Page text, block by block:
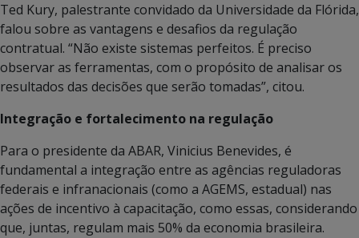
Ted Kury, palestrante convidado da Universidade da Flórida,
falou sobre as vantagens e desafios da regulação
contratual. “Não existe sistemas perfeitos. É preciso
observar as ferramentas, com o propósito de analisar os
resultados das decisões que serão tomadas”, citou.
Integração e fortalecimento na regulação
Para o presidente da ABAR, Vinicius Benevides, é
fundamental a integração entre as agências reguladoras
federais e infranacionais (como a AGEMS, estadual) nas
ações de incentivo à capacitação, como essas, considerando
que, juntas, regulam mais 50% da economia brasileira.